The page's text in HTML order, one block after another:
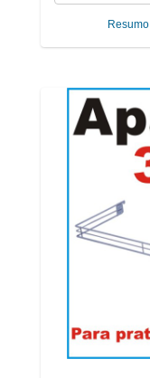
Resumo